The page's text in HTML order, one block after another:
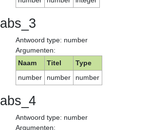
abs_3
Antwoord type: number
Argumenten:
Naam
Titel
Type
number
number number
abs_4
Antwoord type: number
Argumenten: